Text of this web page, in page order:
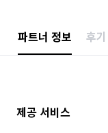
파트너 정보 후기
제공 서비스